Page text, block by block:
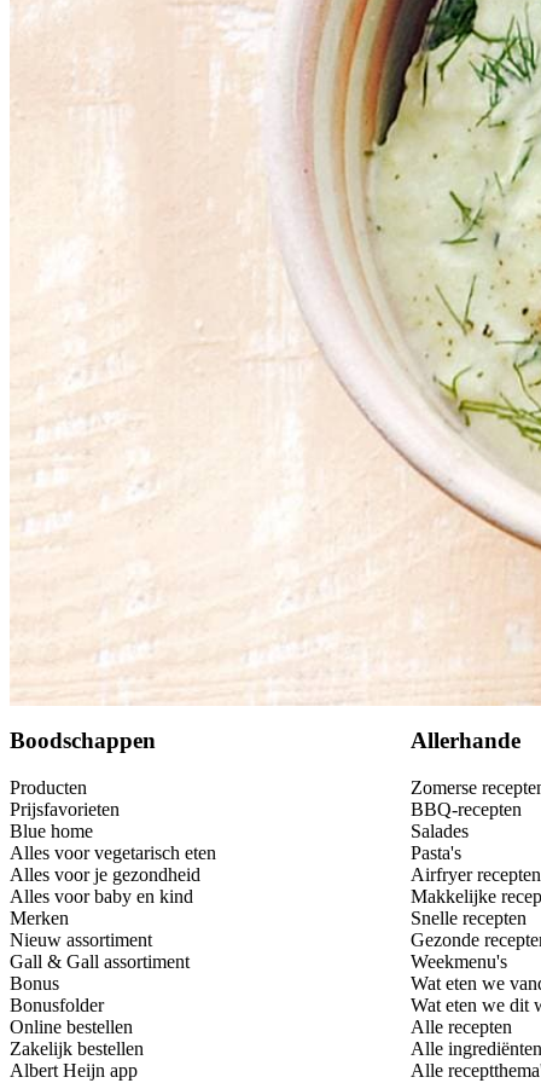
Dit heb je nodig
Boodschappen
Producten
Prijsfavorieten
Blue home
Alles voor vegetarisch eten
Alles voor je gezondheid
Alles voor baby en kind
Merken
Nieuw assortiment
Gall & Gall assortiment
Bonus
Bonusfolder
Online bestellen
Zakelijk bestellen
Albert Heijn app
Allerhande
Zomerse
BBQ-recepten
Salades
Pasta's
Airfryer recepten
Makkelijke
Snelle recepten
Gezonde
Weekmenu's
Wat eten we
Wat eten we dit
Alle recepten
Alle ingrediënten
Alle